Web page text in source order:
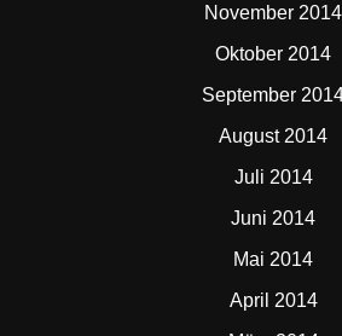
November 2014
Oktober 2014
September
August 2014
Juli 2014
Juni 2014
Mai 2014
April 2014